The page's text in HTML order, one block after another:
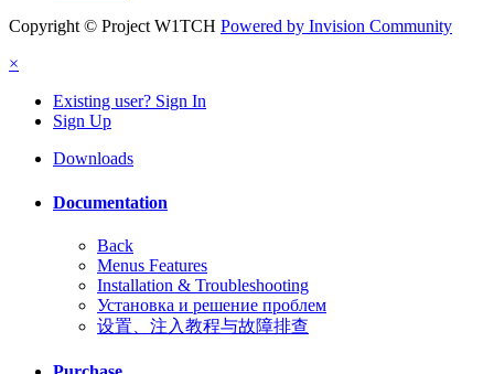
Copyright © Project W1TCH Powered by Invision Community
×
Existing user? Sign In
Sign Up
Downloads
Documentation
Back
Menus Features
Installation & Troubleshooting
Установка и решение проблем
设置、注入教程与故障排查